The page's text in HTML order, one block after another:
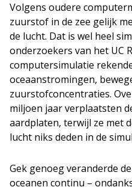
Volgens oudere
zuurstof in de zee gelijk
de lucht. Dat is wel heel
onderzoekers van het UC
computersimulatie
oceaanstromingen,
zuurstofconcentraties.
miljoen jaar verplaatsten
aardplaten, terwijl ze met
lucht niks deden in de
Gek genoeg veranderde
oceanen continu –